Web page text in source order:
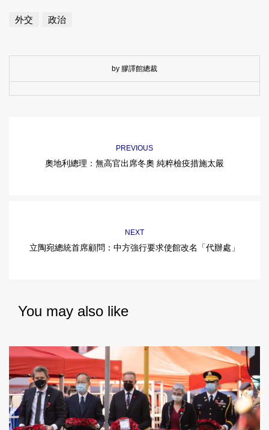
外交 政治
by 膠譯館總裁
PREVIOUS
奧地利總理：無高官出席冬奧 純粹檢疫措施太嚴
NEXT
立陶宛總統首席顧問：中方強行要求使館改名「代辦處」
You may also like